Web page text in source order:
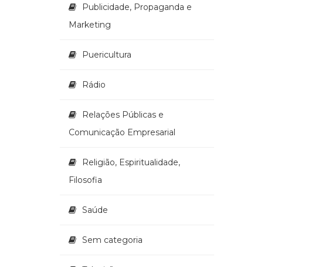
Publicidade, Propaganda e
Marketing
Puericultura
Rádio
Relações Públicas e
Comunicação Empresarial
Religião, Espiritualidade,
Filosofia
Saúde
Sem categoria